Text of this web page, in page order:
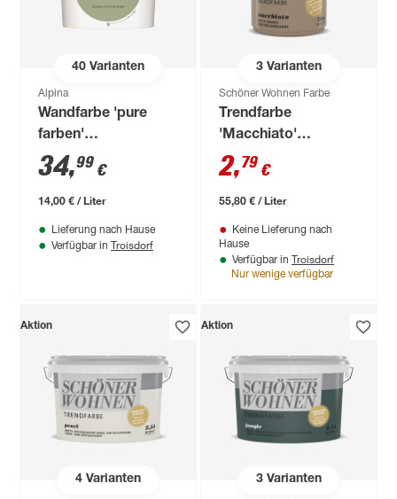
40Varianten
Alpina
Wandfarbe 'pure
farben'
eukalyptusgrün matt
2,5 l
34,99 €
14,00 € / Liter
Lieferung nach Hause
Verfügbar in Troisdorf
3Varianten
Schöner Wohnen Farbe
Trendfarbe
'Macchiato'
kaffeefarben matt 50
ml
2,79 €
55,80 € / Liter
Keine Lieferung nach
Hause
Verfügbar in Troisdorf
Nur wenige verfügbar
4Varianten
Aktion
3Varianten
Aktion